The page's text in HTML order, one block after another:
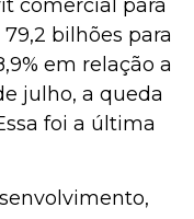
comercial para
bilhões para
em relação a
julho, a queda
foi a última